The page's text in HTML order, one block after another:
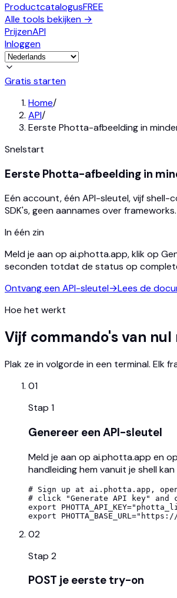
ProductcatalogusFREE
Alle tools bekijken →
PrijzenAPI
Inloggen
Gratis starten
Home/
API/
Eerste Photta-afbeelding in
Snelstart
Eerste Photta-afbeelding in
Eén account, één API-sleutel, vijf
SDK's, geen aannames over frameworks.
In één zin
Meld je aan op ai.photta.app, klik op
seconden totdat de status op
Ontvang een API-sleutel→Lees de
Hoe het werkt
Vijf commando's van
Plak ze in volgorde in een terminal. Elk
01
Stap 1
Genereer een API-sleutel
Meld je aan op ai.photta.app en
handleiding hem vanuit je shell kan
# Sign up at ai.photta.app,
# click "Generate API key"
export
export
02
Stap 2
POST je eerste try-on